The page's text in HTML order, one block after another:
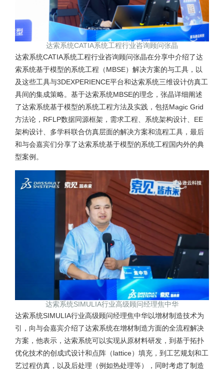
达索系统CATIA系统工程行业咨询顾问张晶
达索系统CATIA系统工程行业咨询顾问张晶在分享中介绍了达
索系统基于模型的系统工程（MBSE）解决方案的与工具，以
及这些工具与3DEXPERIENCE平台和达索系统三维设计仿真工
具间的集成策略。基于达索系统MBSE的理念，张晶详细阐述
了达索系统基于模型的系统工程方法及实践，包括Magic Grid
方法论，RFLP数据同源框架，需求工程、系统架构设计、EE
架构设计、多学科联合仿真层面的解决方案和流程工具，最后
和与会嘉宾们分享了达索系统基于模型的系统工程国内外的典
型案例。
达索系统SIMULIA行业高级顾问经理焦中华
达索系统SIMULIA行业高级顾问经理焦中华以增材制造技术为
引，向与会嘉宾介绍了达索系统在增材制造方面的全流程解决
方案，他表示，达索系统可以实现从原材料研发，到基于拓扑
优化技术的创成式设计和点阵（lattice）填充，到工艺规划和工
艺过程仿真，以及后处理（例如热处理等），同时考虑了制造